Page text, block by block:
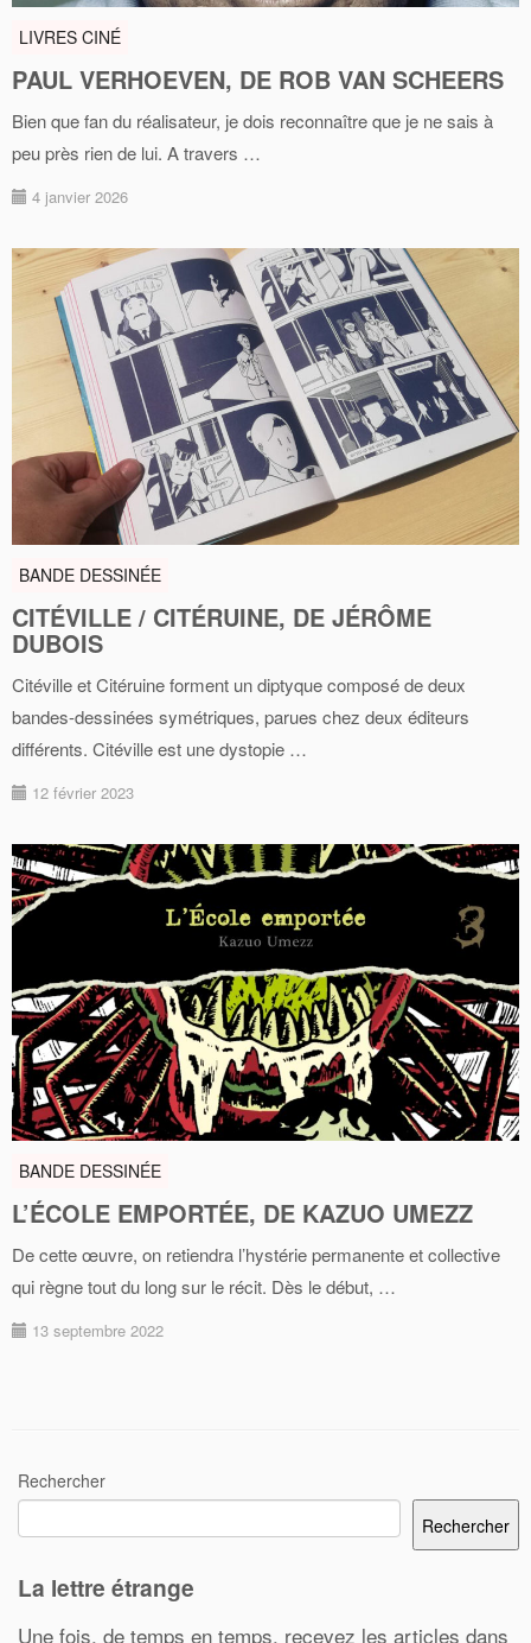
LIVRES CINÉ
PAUL VERHOEVEN, DE ROB VAN SCHEERS
Bien que fan du réalisateur, je dois reconnaître que je ne sais à
peu près rien de lui. A travers …
4 janvier 2026
BANDE DESSINÉE
CITÉVILLE / CITÉRUINE, DE JÉRÔME
DUBOIS
Citéville et Citéruine forment un diptyque composé de deux
bandes-dessinées symétriques, parues chez deux éditeurs
différents. Citéville est une dystopie …
12 février 2023
BANDE DESSINÉE
L’ÉCOLE EMPORTÉE, DE KAZUO UMEZZ
De cette œuvre, on retiendra l’hystérie permanente et collective
qui règne tout du long sur le récit. Dès le début, …
13 septembre 2022
Rechercher
Rechercher
La lettre étrange
Une fois, de temps en temps, recevez les articles dans